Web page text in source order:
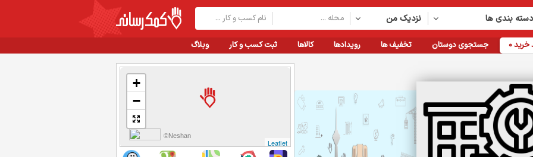
نزدیک من بندی ها
وبلاگ ثبت کسب و کار کالاها رویدادها تخفیف ها جستجوی دوستان خرید0
+
−
Leaflet
©Neshan